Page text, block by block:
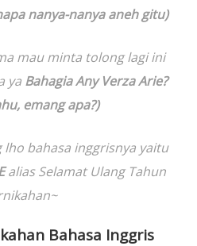
nanya-nanya aneh gitu)
mau minta tolong lagi ini
ya Bahagia Any Verza Arie?
emang apa?)
lho bahasa inggrisnya yaitu
alias Selamat Ulang Tahun
Bahasa Inggris